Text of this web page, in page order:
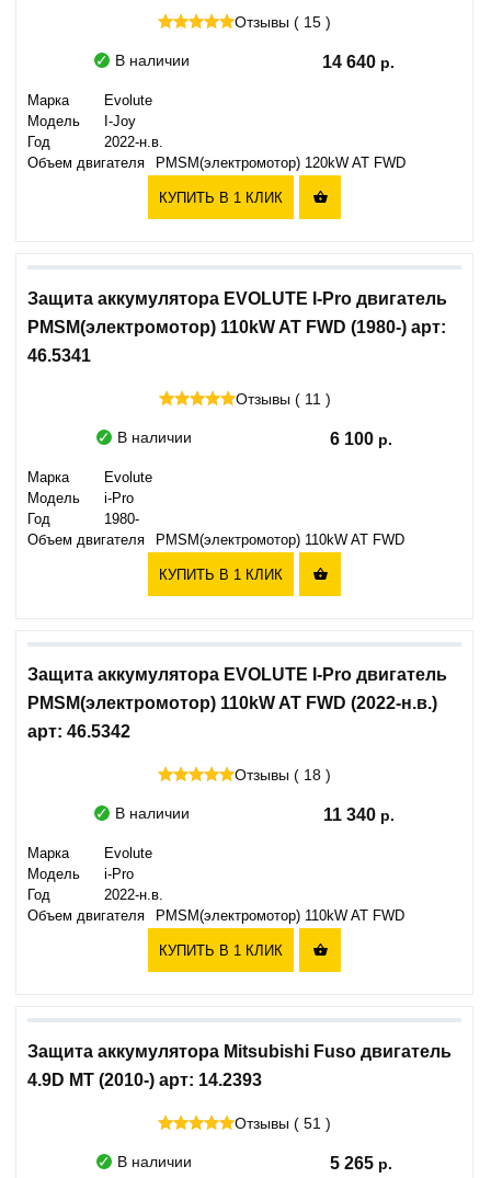
Отзывы ( 15 )
В наличии 14 640
Марка
Evolute
Модель
I-Joy
Год
2022-н.в.
Объем двигателя
PMSM(электромотор) 120kW AT FWD
КУПИТЬ В 1 КЛИК 
Защита аккумулятора EVOLUTE I-Pro двигатель
PMSM(электромотор) 110kW AT FWD (1980-) арт:
46.5341
Отзывы ( 11 )
В наличии 6 100
Марка
Evolute
Модель
i-Pro
Год
1980-
Объем двигателя
PMSM(электромотор) 110kW AT FWD
КУПИТЬ В 1 КЛИК 
Защита аккумулятора EVOLUTE I-Pro двигатель
PMSM(электромотор) 110kW AT FWD (2022-н.в.)
арт: 46.5342
Отзывы ( 18 )
В наличии 11 340
Марка
Evolute
Модель
i-Pro
Год
2022-н.в.
Объем двигателя
PMSM(электромотор) 110kW AT FWD
КУПИТЬ В 1 КЛИК 
Защита аккумулятора Mitsubishi Fuso двигатель
4.9D MT (2010-) арт: 14.2393
Отзывы ( 51 )
В наличии 5 265